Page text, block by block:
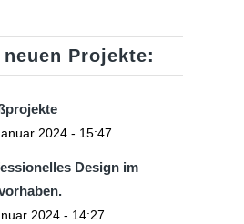
neuen Projekte:
2024 - 15:47
Design im
2024 - 14:27